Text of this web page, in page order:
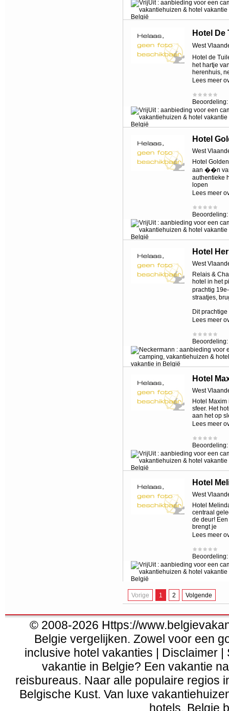
Hotel
West
Hotel de
het hartje
herenhuis,
Lees meer
Beoordeling:
Hotel
West
Hotel
aan ��n
authentieke
lopen
Lees meer
Beoordeling:
Hotel
West
Relais &
hotel in het
prachtig
straatjes,
Dit prachtige
Lees meer
Beoordeling:
Hotel
West
Hotel
sfeer. Het
aan het op
Lees meer
Beoordeling:
Hotel
West
Hotel
centraal
de deur!
brengt je
Lees meer
Beoordeling:
Vorige 1 2 Volgende
© 2008-2026 Https://
Belgie vergelijken. Zowel voor een
inclusive hotel vakanties | Disclaimer |
vakantie in Belgie? Een vakantie
reisbureaus. Naar alle populaire regios
Belgische Kust. Van luxe
hotels. Belgie